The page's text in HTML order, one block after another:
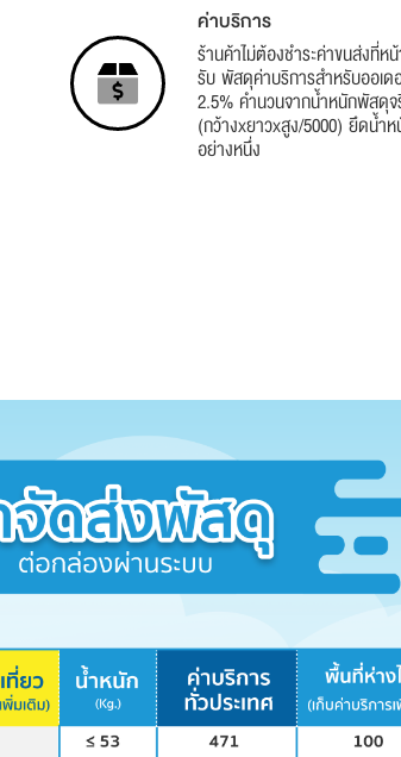
ค่าบริการ
ร้านค้าไม่ต้องชำระค่าขนส่งที่ห
รับ พัสดุค่าบริการสำหรับออเด
2.5% คำนวนจากน้ำหนักพัสดุ
(กว้างxยาวxสูง/5000) ยึดน้ำ
อย่างหนึ่ง